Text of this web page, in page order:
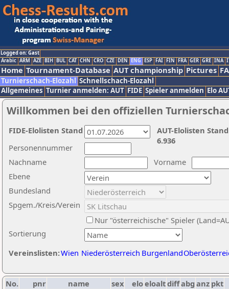
Logged on: Gast
Arabic ARM AZE BIH BUL CAT CHN CRO CZE DEN ENG ESP FAI FIN FRA GER GRE INA
Home Tournament-Database AUT championship Pictures
Turnierschach-Elozahl Schnellschach-Elozahl
Allgemeines Turnier anmelden: AUT FIDE Spieler anmelden Elo
Willkommen bei den offiziellen
Nachname
Vorname
Ebene
Sortierung
Personennummer
Bundesland
Spgem./Kreis/Verein
Nur "österreichische" Spieler
Vereinslisten:Wien Niederösterreich Burgenland
AUT-Elolisten
6.936
FIDE-Elolisten Stand
No. pnr name sex eloeloaltdiffabg anz pkt